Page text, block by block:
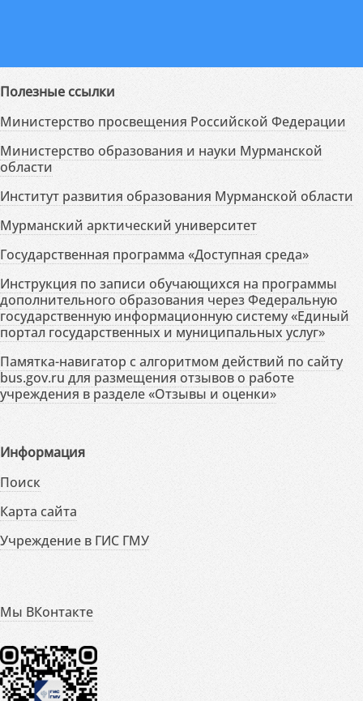
Полезные ссылки
Министерство просвещения Российской Федерации
Министерство образования и науки Мурманской
области
Институт развития образования Мурманской области
Мурманский арктический университет
Государственная программа «Доступная среда»
Инструкция по записи обучающихся на программы
дополнительного образования через Федеральную
государственную информационную систему «Единый
портал государственных и муниципальных услуг»
Памятка-навигатор с алгоритмом действий по сайту
bus.gov.ru для размещения отзывов о работе
учреждения в разделе «Отзывы и оценки»
Информация
Поиск
Карта сайта
Учреждение в ГИС ГМУ
Мы ВКонтакте